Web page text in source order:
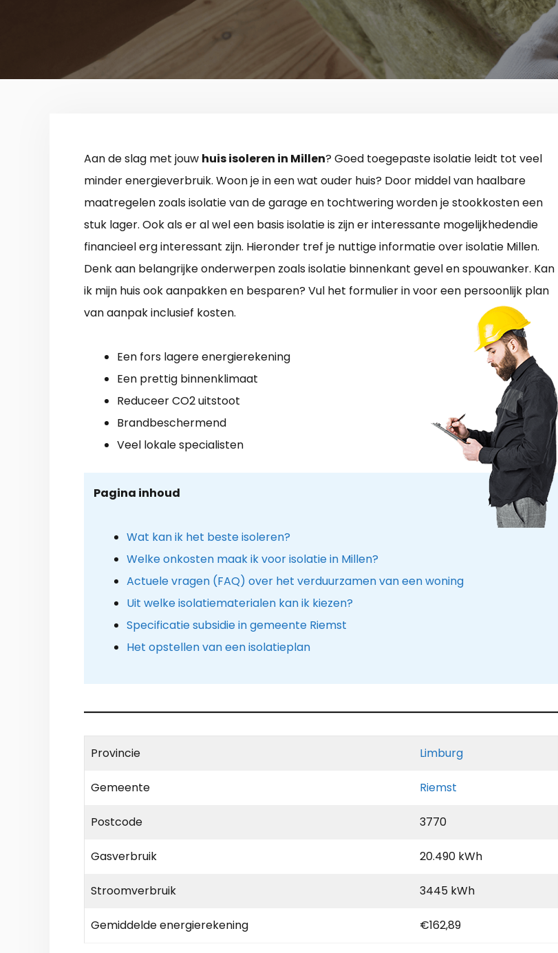
Aan de slag met jouw huis isoleren in Millen? Goed toegepaste isolatie leidt tot veel
minder energieverbruik. Woon je in een wat ouder huis? Door middel van haalbare
maatregelen zoals isolatie van de garage en tochtwering worden je stookkosten een
stuk lager. Ook als er al wel een basis isolatie is zijn er interessante mogelijkhedendie
financieel erg interessant zijn. Hieronder tref je nuttige informatie over isolatie Millen.
Denk aan belangrijke onderwerpen zoals isolatie binnenkant gevel en spouwanker. Kan
ik mijn huis ook aanpakken en besparen? Vul het formulier in voor een persoonlijk plan
van aanpak inclusief kosten.
Een fors lagere energierekening
Een prettig binnenklimaat
Reduceer CO2 uitstoot
Brandbeschermend
Veel lokale specialisten
Pagina inhoud
Wat kan ik het beste isoleren?
Welke onkosten maak ik voor isolatie in Millen?
Actuele vragen (FAQ) over het verduurzamen van een woning
Uit welke isolatiematerialen kan ik kiezen?
Specificatie subsidie in gemeente Riemst
Het opstellen van een isolatieplan
Provincie Limburg
Gemeente Riemst
Postcode 3770
Gasverbruik 20.490 kWh
Stroomverbruik 3445 kWh
Gemiddelde energierekening €162,89